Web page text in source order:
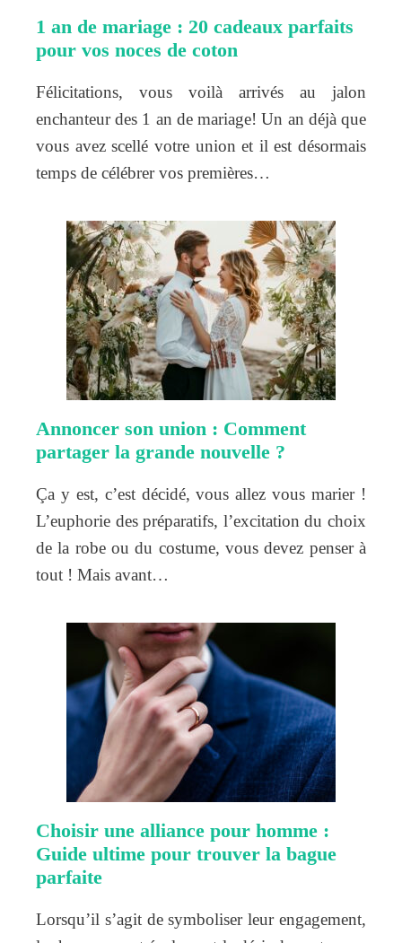
1 an de mariage : 20 cadeaux parfaits
pour vos noces de coton
Félicitations, vous voilà arrivés au jalon
enchanteur des 1 an de mariage! Un an déjà que
vous avez scellé votre union et il est désormais
temps de célébrer vos premières…
Annoncer son union : Comment
partager la grande nouvelle ?
Ça y est, c’est décidé, vous allez vous marier !
L’euphorie des préparatifs, l’excitation du choix
de la robe ou du costume, vous devez penser à
tout ! Mais avant…
Choisir une alliance pour homme :
Guide ultime pour trouver la bague
parfaite
Lorsqu’il s’agit de symboliser leur engagement,